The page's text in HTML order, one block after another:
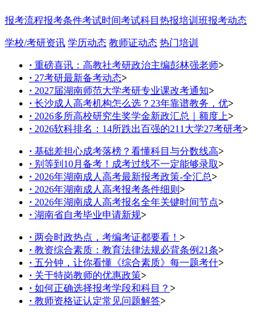
报考流程报考条件考试时间考试科目 热报培训班报考动态
学校/考研资讯 学历动态 教师证动态 热门培训
· 重磅喜讯：高教社考研政治主编彭林强老师>
· 27考研最新备考动态>
· 2027届湖南师范大学考研专业课改考通知>
· 长沙成人高考机构怎么选？23年靠谱教务，优>
· 2026多所高校研究生奖学金新政汇总｜额度上>
· 2026软科排名：14所跌出百强的211大学27考研考>
· 基础差担心成考落榜？看懂科目与分数线高>
· 别等到10月备考！成考过线不一定能够录取>
· 2026年湖南成人高考最新报考政策-全汇总>
· 2026年湖南成人高考报考条件细则 >
· 2026年湖南成人高考报名全年关键时间节点>
· 湖南省自考毕业申请新规>
· 两会时政热点，考编考证都要看！ >
· 教资综合素质：教育法律法规必背条例21条>
· 五分钟，让你看懂《综合素质》每一题考什>
· 关于特岗教师的优惠政策>
· 如何正确选择报考学段和科目？ >
· 教师资格证认定常见问题解答>